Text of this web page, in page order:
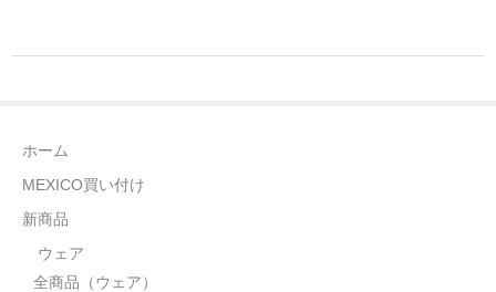
ヘッドギア
ORIGINAL
STILL 90’s
ホーム
MEXICO買い付け
新商品
ウェア
全商品（ウェア）